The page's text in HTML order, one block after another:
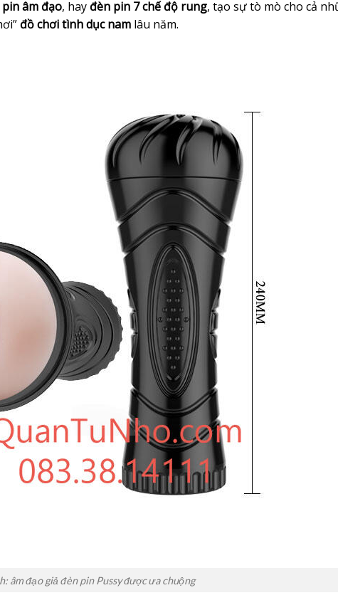
âm đạo, hayđèn pin 7 chế độ rung, tạo sự tò mò cho cả
đồ chơi tình dục nam lâu năm.
âm đạo giả đèn pin Pussy được ưa chuộng